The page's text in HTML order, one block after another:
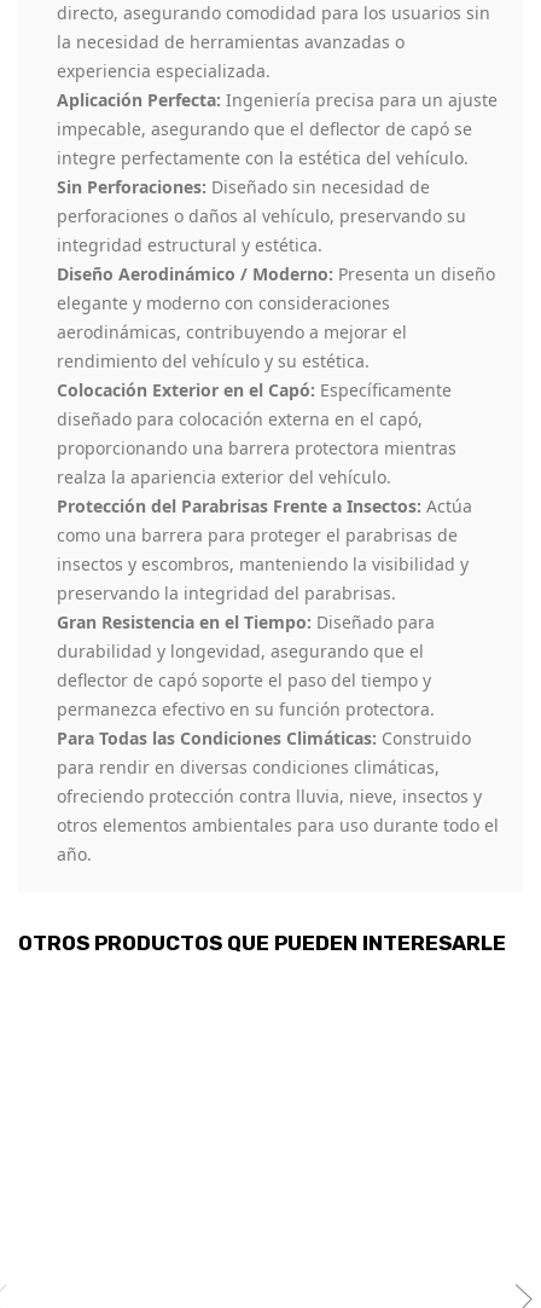
directo, asegurando comodidad para los usuarios sin
la necesidad de herramientas avanzadas o
experiencia especializada.
Aplicación Perfecta: Ingeniería precisa para un ajuste
impecable, asegurando que el deflector de capó se
integre perfectamente con la estética del vehículo.
Sin Perforaciones: Diseñado sin necesidad de
perforaciones o daños al vehículo, preservando su
integridad estructural y estética.
Diseño Aerodinámico / Moderno: Presenta un diseño
elegante y moderno con consideraciones
aerodinámicas, contribuyendo a mejorar el
rendimiento del vehículo y su estética.
Colocación Exterior en el Capó: Específicamente
diseñado para colocación externa en el capó,
proporcionando una barrera protectora mientras
realza la apariencia exterior del vehículo.
Protección del Parabrisas Frente a Insectos: Actúa
como una barrera para proteger el parabrisas de
insectos y escombros, manteniendo la visibilidad y
preservando la integridad del parabrisas.
Gran Resistencia en el Tiempo: Diseñado para
durabilidad y longevidad, asegurando que el
deflector de capó soporte el paso del tiempo y
permanezca efectivo en su función protectora.
Para Todas las Condiciones Climáticas: Construido
para rendir en diversas condiciones climáticas,
ofreciendo protección contra lluvia, nieve, insectos y
otros elementos ambientales para uso durante todo el
año.
OTROS PRODUCTOS QUE PUEDEN INTERESARLE